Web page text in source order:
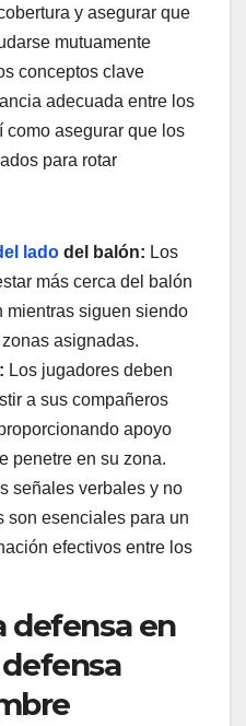
y asegurar que
mutuamente
conceptos clave
adecuada entre los
como asegurar que los
para rotar
lado del balón: Los
más cerca del balón
mientras siguen siendo
asignadas.
Los jugadores deben
a sus compañeros
apoyo
penetre en su zona.
señales verbales y no
son esenciales para un
efectivos entre los
defensa en